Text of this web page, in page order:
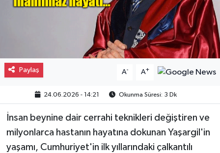
Paylaş A- A+
24.06.2026 - 14:21 Okunma Süresi: 3 Dk
İnsan beynine dair cerrahi teknikleri değiştiren ve
milyonlarca hastanın hayatına dokunan Yaşargil'in
yaşamı, Cumhuriyet'in ilk yıllarındaki çalkantılı